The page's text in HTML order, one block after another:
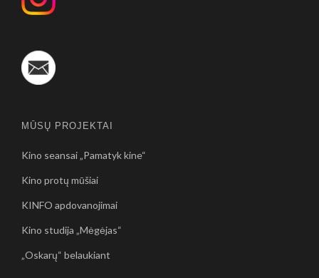
MŪSŲ PROJEKTAI
Kino seansai „Pamatyk kine“
Kino protų mūšiai
KINFO apdovanojimai
Kino studija „Mėgėjas“
„Oskarų“ belaukiant